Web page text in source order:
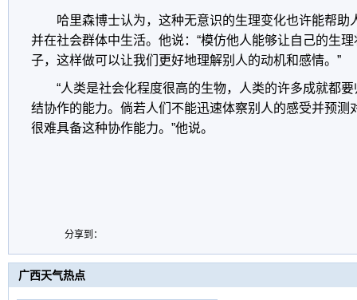
哈里森博士认为，这种无意识的生理变化也许能帮助
并在社会群体中生活。他说：“模仿他人能够让自己的生
子，这样做可以让我们更好地理解别人的动机和感情。”
“人类是社会化程度很高的生物，人类的许多成就都
结协作的能力。倘若人们不能迅速体察别人的感受并预测
很难具备这种协作能力。”他说。
分享到：
广西天气热点